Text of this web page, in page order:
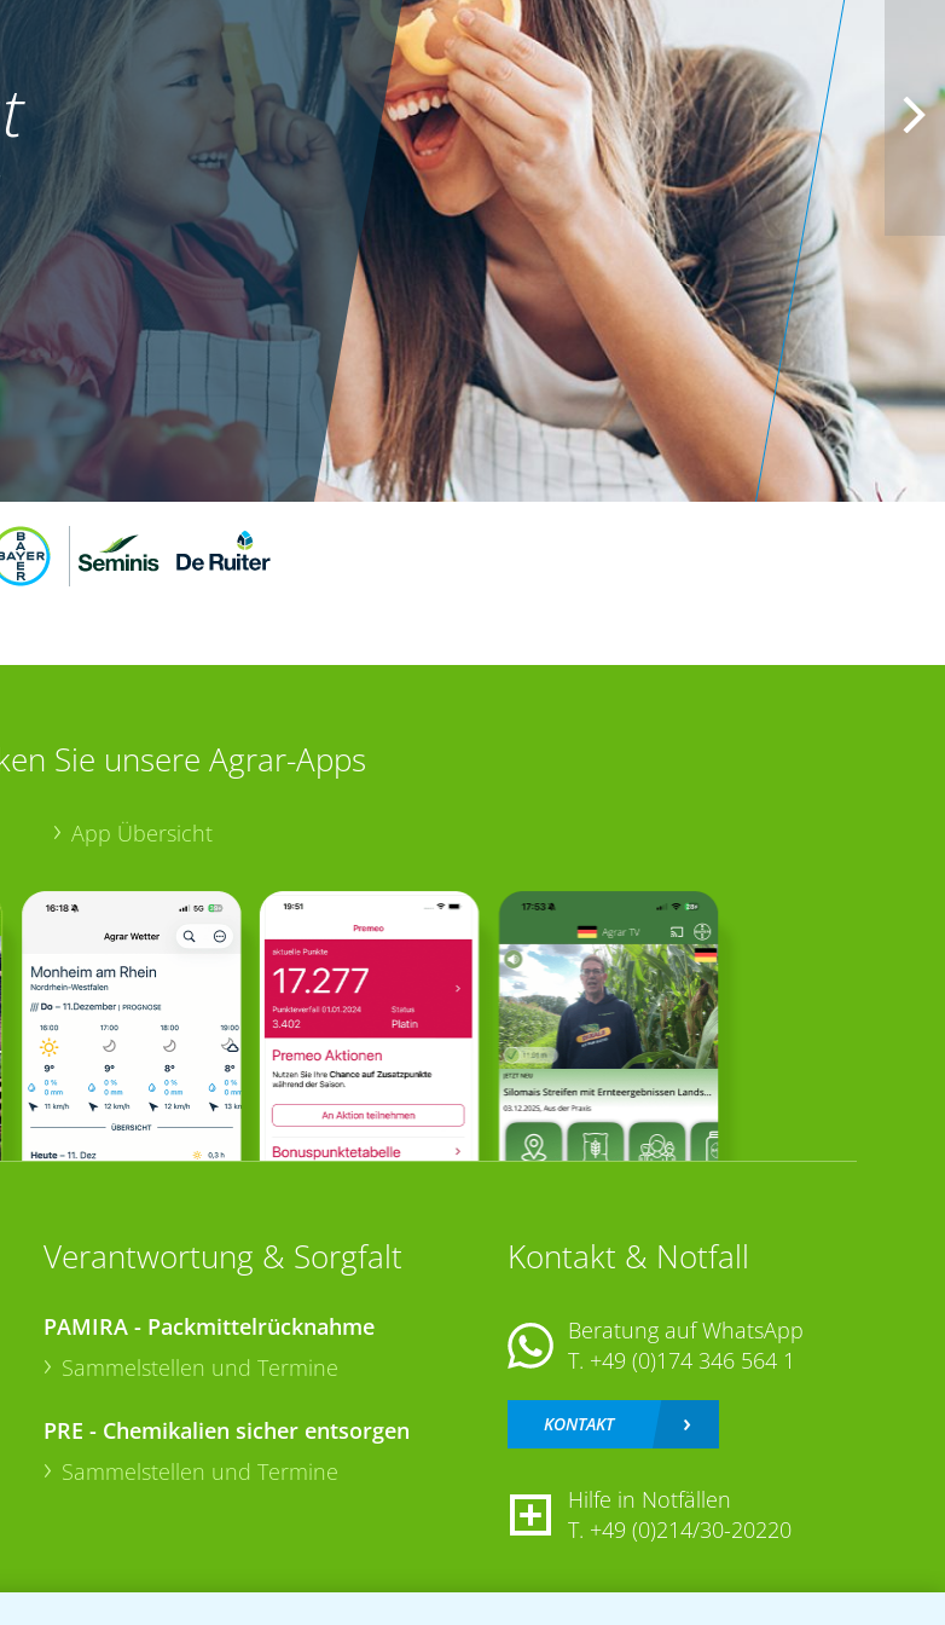
MEHR
Sie unsere Agrar-Apps
App Übersicht
Verantwortung & Sorgfalt
PAMIRA - Packmittelrücknahme
Sammelstellen und Termine
PRE - Chemikalien sicher entsorgen
Sammelstellen und Termine
Kontakt & Notfall
Beratung auf WhatsApp
T. +49 (0)174 346 564 1
KONTAKT
Hilfe in Notfällen
T. +49 (0)214/30-20220